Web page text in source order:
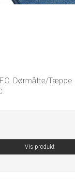
Dørmåtte/Tæppe
Vis produkt